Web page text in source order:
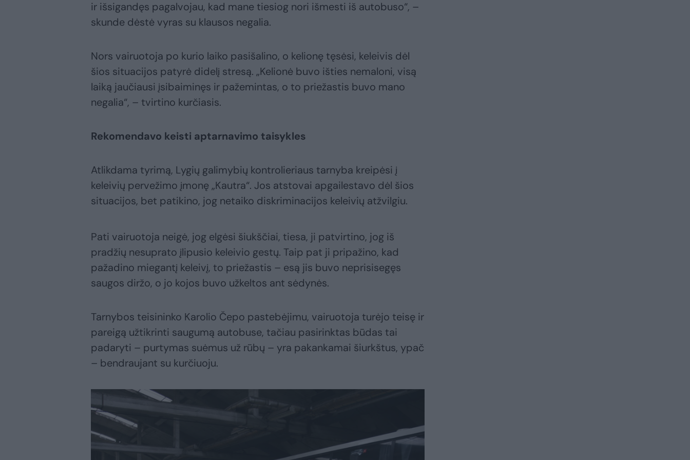
ir išsigandęs pagalvojau, kad mane tiesiog nori išmesti iš autobuso“, –
skunde dėstė vyras su klausos negalia.
Nors vairuotoja po kurio laiko pasišalino, o kelionę tęsėsi, keleivis dėl
šios situacijos patyrė didelį stresą. „Kelionė buvo išties nemaloni, visą
laiką jaučiausi įsibaiminęs ir pažemintas, o to priežastis buvo mano
negalia“, – tvirtino kurčiasis.
Rekomendavo keisti aptarnavimo taisykles
Atlikdama tyrimą, Lygių galimybių kontrolieriaus tarnyba kreipėsi į
keleivių pervežimo įmonę „Kautra“. Jos atstovai apgailestavo dėl šios
situacijos, bet patikino, jog netaiko diskriminacijos keleivių atžvilgiu.
Pati vairuotoja neigė, jog elgėsi šiukščiai, tiesa, ji patvirtino, jog iš
pradžių nesuprato įlipusio keleivio gestų. Taip pat ji pripažino, kad
pažadino miegantį keleivį, to priežastis – esą jis buvo neprisisegęs
saugos diržo, o jo kojos buvo užkeltos ant sėdynės.
Tarnybos teisininko Karolio Čepo pastebėjimu, vairuotoja turėjo teisę ir
pareigą užtikrinti saugumą autobuse, tačiau pasirinktas būdas tai
padaryti – purtymas suėmus už rūbų – yra pakankamai šiurkštus, ypač
– bendraujant su kurčiuoju.